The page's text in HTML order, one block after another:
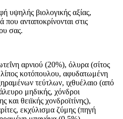
υψηλής βιολογικής αξίας,
που ανταποκρίνονται στις
σας.
αρνιού (20%), όλυρα (σίτος
κοτόπουλου, αφυδατωμένη
τεύτλων, ιχθυέλαιο (από
μηδικής, χόνδροι
θειϊκής χονδροϊτίνης),
εκχύλισμα ζύμης (πηγή